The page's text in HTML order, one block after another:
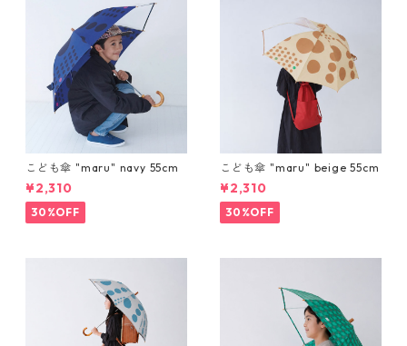
こども傘 "maru" navy 55cm
¥2,310
30%OFF
こども傘 "maru" beige 55cm
¥2,310
30%OFF